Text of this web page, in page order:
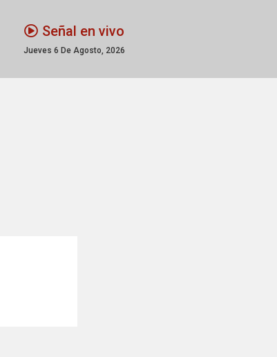
Señal en vivo
Jueves 6 De Agosto, 2026